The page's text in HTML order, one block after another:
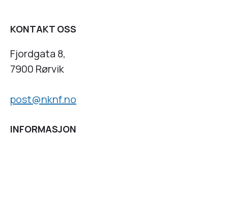
KONTAKT OSS
Fjordgata 8,
7900 Rørvik
post@nknf.no
INFORMASJON